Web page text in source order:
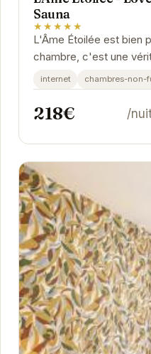
Sauna
★★★★★
L'Âme Étoilée est bien
chambre, c'est une
dans l'ambiance
internet chambres-non-
218€ /